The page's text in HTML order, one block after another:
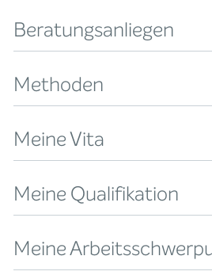
Beratungsanliegen
Methoden
Meine Vita
Meine Qualifikation
Meine